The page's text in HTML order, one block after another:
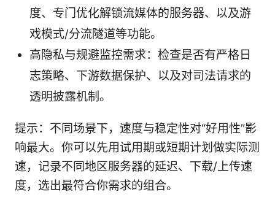
度、专门优化解锁流媒体的服务器、以及游
戏模式/分流隧道等功能。
高隐私与规避监控需求：检查是否有严格日
志策略、下游数据保护、以及对司法请求的
透明披露机制。
提示：不同场景下，速度与稳定性对“好用性”影
响最大。你可以先用试用期或短期计划做实际测
速，记录不同地区服务器的延迟、下载/上传速
度，选出最符合你需求的组合。